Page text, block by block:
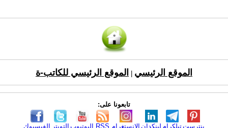
الموقع الرئيسي الموقع الرئيسي للكاتب-ة
تابعونا على:
الفيسبوك التويتر اليوتيوب RSS الانستغرام لينكدإن تيلكرامبنترست